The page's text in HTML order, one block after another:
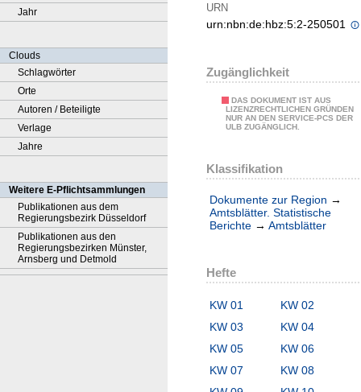
Jahr
Clouds
Schlagwörter
Orte
Autoren / Beteiligte
Verlage
Jahre
Weitere E-Pflichtsammlungen
Publikationen aus dem
Regierungsbezirk Düsseldorf
Publikationen aus den
Regierungsbezirken Münster,
Arnsberg und Detmold
URN
urn:nbn:de:hbz:5:2-250501
Zugänglichkeit
DAS DOKUMENT IST AUS
LIZENZRECHTLICHEN GRÜNDEN
NUR AN DEN SERVICE-PCS DER
ULB ZUGÄNGLICH.
Klassifikation
Dokumente zur Region →
Amtsblätter. Statistische
Berichte → Amtsblätter
Hefte
KW 01
KW 02
KW 03
KW 04
KW 05
KW 06
KW 07
KW 08